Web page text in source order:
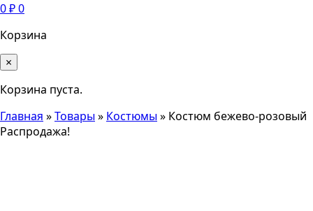
0₽0
Корзина
×
Корзина пуста.
Главная »Товары» Костюмы» Костюм бежево-розовый
Распродажа!